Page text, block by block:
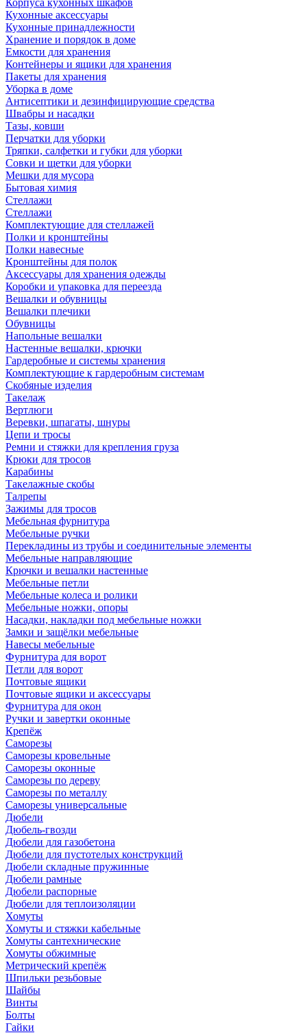
Корпуса кухонных шкафов
Кухонные аксессуары
Кухонные принадлежности
Хранение и порядок в доме
Емкости для хранения
Контейнеры и ящики для хранения
Пакеты для хранения
Уборка в доме
Антисептики и дезинфицирующие средства
Швабры и насадки
Тазы, ковши
Перчатки для уборки
Тряпки, салфетки и губки для уборки
Совки и щетки для уборки
Мешки для мусора
Бытовая химия
Стеллажи
Стеллажи
Комплектующие для стеллажей
Полки и кронштейны
Полки навесные
Кронштейны для полок
Аксессуары для хранения одежды
Коробки и упаковка для переезда
Вешалки и обувницы
Вешалки плечики
Обувницы
Напольные вешалки
Настенные вешалки, крючки
Гардеробные и системы хранения
Комплектующие к гардеробным системам
Скобяные изделия
Такелаж
Вертлюги
Веревки, шпагаты, шнуры
Цепи и тросы
Ремни и стяжки для крепления груза
Крюки для тросов
Карабины
Такелажные скобы
Талрепы
Зажимы для тросов
Мебельная фурнитура
Мебельные ручки
Перекладины из трубы и соединительные элементы
Мебельные направляющие
Крючки и вешалки настенные
Мебельные петли
Мебельные колеса и ролики
Мебельные ножки, опоры
Насадки, накладки под мебельные ножки
Замки и защёлки мебельные
Навесы мебельные
Фурнитура для ворот
Петли для ворот
Почтовые ящики
Почтовые ящики и аксессуары
Фурнитура для окон
Ручки и завертки оконные
Крепёж
Саморезы
Саморезы кровельные
Саморезы оконные
Саморезы по дереву
Саморезы по металлу
Саморезы универсальные
Дюбели
Дюбель-гвозди
Дюбели для газобетона
Дюбели для пустотелых конструкций
Дюбели складные пружинные
Дюбели рамные
Дюбели распорные
Дюбели для теплоизоляции
Хомуты
Хомуты и стяжки кабельные
Хомуты сантехнические
Хомуты обжимные
Метрический крепёж
Шпильки резьбовые
Шайбы
Винты
Болты
Гайки